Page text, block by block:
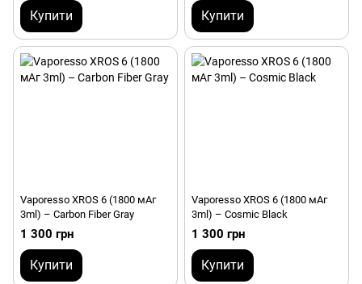
Купити Купити
Vaporesso XROS 6 (1800 мАг
3ml) – Carbon Fiber Gray
1 300 грн
Купити
Vaporesso XROS 6 (1800 мАг
3ml) – Cosmic Black
1 300 грн
Купити